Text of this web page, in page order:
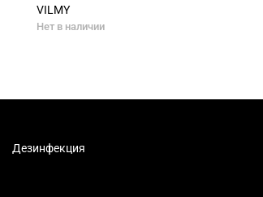
VILMY
Нет в наличии
Дезинфекция